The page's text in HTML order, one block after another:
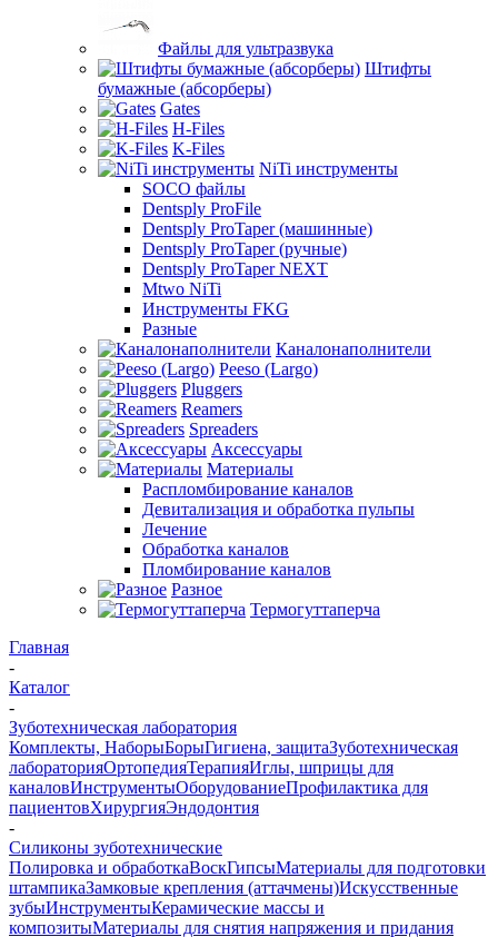
Файлы для ультразвука
Штифты
бумажные (абсорберы)
Gates
H-Files
K-Files
NiTi инструменты
SOCO файлы
Dentsply ProFile
Dentsply ProTaper (машинные)
Dentsply ProTaper (ручные)
Dentsply ProTaper NEXT
Mtwo NiTi
Инструменты FKG
Разные
Каналонаполнители
Peeso (Largo)
Pluggers
Reamers
Spreaders
Аксессуары
Материалы
Распломбирование каналов
Девитализация и обработка пульпы
Лечение
Обработка каналов
Пломбирование каналов
Разное
Термогуттаперча
Главная
-
Каталог
-
Зуботехническая лаборатория
Комплекты, НаборыБорыГигиена, защитаЗуботехническая
лабораторияОртопедияТерапияИглы, шприцы для
каналовИнструментыОборудованиеПрофилактика для
пациентовХирургияЭндодонтия
-
Силиконы зуботехнические
Полировка и обработкаВоскГипсыМатериалы для подготовки
штампикаЗамковые крепления (аттачмены)Искусственные
зубыИнструментыКерамические массы и
композитыМатериалы для снятия напряжения и придания